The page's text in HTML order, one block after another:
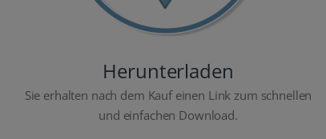
Herunterladen
Sie erhalten nach dem Kauf einen Link zum schnellen
und einfachen Download.